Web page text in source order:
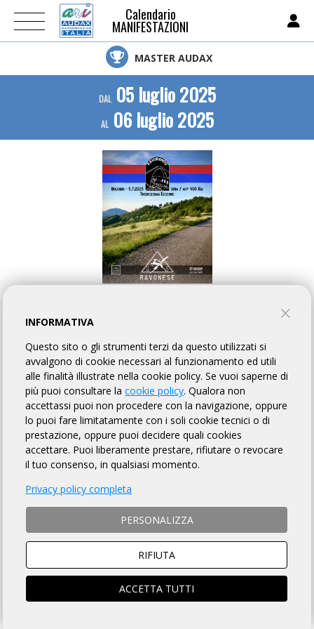
Calendario
MANIFESTAZIONI
MASTER AUDAX
DAL05 luglio 2025
AL06 luglio 2025
RAVORANDO: OMOLOGATI
Ravonese
TORNA AL BREVETTO
223083
Acquistapace Lucia
21h 31m
BRONTOLO BIKE, Milano (MI)
223084
Agostini Francesco
21h 04m
RANDAGI VENETI, Vicenza (VI)
Arcobello Varlese Giorgio
22h 33m
CICLI ROMA CLUB, Roma (RM)
Begnis Umberto
INFORMATIVA
Questo sito o gli strumenti terzi da questo utilizzati si
avvalgono di cookie necessari al funzionamento ed utili
alle finalità illustrate nella cookie policy. Se vuoi saperne di
più puoi consultare lacookie policy. Qualora non
accettassi puoi non procedere con la navigazione, oppure
lo puoi fare limitatamente con i soli cookie tecnici o di
prestazione, oppure puoi decidere quali cookies
accettare. Puoi liberamente prestare, rifiutare o revocare
il tuo consenso, in qualsiasi momento.
Privacy policy completa
PERSONALIZZA
RIFIUTA
ACCETTA TUTTI